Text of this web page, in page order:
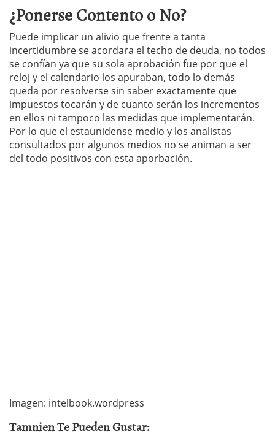
¿Ponerse Contento o No?
Puede implicar un alivio que frente a tanta
incertidumbre se acordara el techo de deuda, no todos
se confían ya que su sola aprobación fue por que el
reloj y el calendario los apuraban, todo lo demás
queda por resolverse sin saber exactamente que
impuestos tocarán y de cuanto serán los incrementos
en ellos ni tampoco las medidas que implementarán.
Por lo que el estaunidense medio y los analistas
consultados por algunos medios no se animan a ser
del todo positivos con esta aporbación.
Imagen: intelbook.wordpress
Tamnien Te Pueden Gustar: